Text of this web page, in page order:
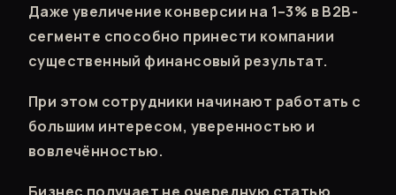
Даже увеличение конверсии на 1–3% в B2B-
сегменте способно принести компании
существенный финансовый результат.
При этом сотрудники начинают работать с
большим интересом, уверенностью и
вовлечённостью.